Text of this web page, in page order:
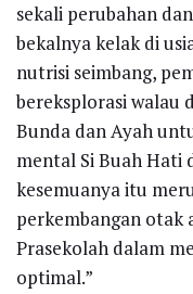
sekali perubahan
bekalnya kelak di
nutrisi seimbang,
bereksplorasi walau
Bunda dan Ayah
mental Si Buah Hati
kesemuanya itu
perkembangan otak
Prasekolah dalam
optimal.”